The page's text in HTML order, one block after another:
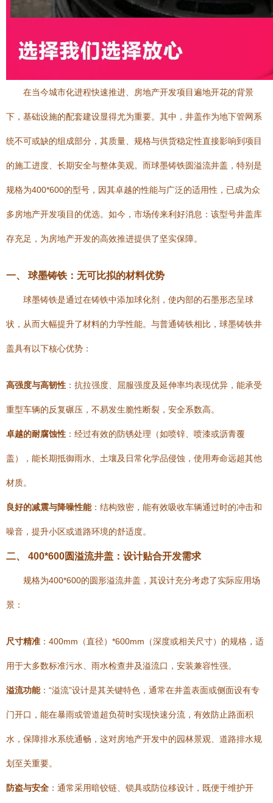
在当今城市化进程快速推进、房地产开发项目遍地开花的背景
下，基础设施的配套建设显得尤为重要。其中，井盖作为地下管网系
统不可或缺的组成部分，其质量、规格与供货稳定性直接影响到项目
的施工进度、长期安全与整体美观。而球墨铸铁圆溢流井盖，特别是
规格为400*600的型号，因其卓越的性能与广泛的适用性，已成为众
多房地产开发项目的优选。如今，市场传来利好消息：该型号井盖库
存充足，为房地产开发的高效推进提供了坚实保障。
一、 球墨铸铁：无可比拟的材料优势
球墨铸铁是通过在铸铁中添加球化剂，使内部的石墨形态呈球
状，从而大幅提升了材料的力学性能。与普通铸铁相比，球墨铸铁井
盖具有以下核心优势：
高强度与高韧性 ：抗拉强度、屈服强度及延伸率均表现优异，能承受
重型车辆的反复碾压，不易发生脆性断裂，安全系数高。
卓越的耐腐蚀性 ：经过有效的防锈处理（如喷锌、喷漆或沥青覆
盖），能长期抵御雨水、土壤及日常化学品侵蚀，使用寿命远超其他
材质。
良好的减震与降噪性能：结构致密，能有效吸收车辆通过时的冲击和
噪音，提升小区或道路环境的舒适度。
二、 400*600圆溢流井盖：设计贴合开发需求
规格为400*600的圆形溢流井盖，其设计充分考虑了实际应用场
景：
尺寸精准 ：400mm（直径）*600mm（深度或相关尺寸）的规格，适
用于大多数标准污水、雨水检查井及溢流口，安装兼容性强。
溢流功能：“溢流”设计是其关键特色，通常在井盖表面或侧面设有专
门开口，能在暴雨或管道超负荷时实现快速分流，有效防止路面积
水，保障排水系统通畅，这对房地产开发中的园林景观、道路排水规
划至关重要。
防盗与安全 ：通常采用暗铰链、锁具或防位移设计，既便于维护开